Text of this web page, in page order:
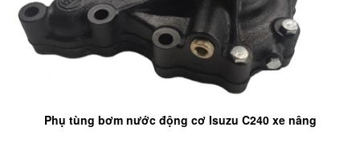
Phụ tùng bơm nước động cơ Isuzu C240 xe nâng